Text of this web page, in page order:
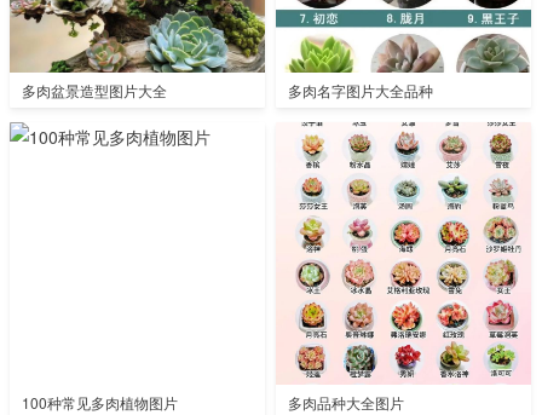
多肉盆景造型图片大全 多肉名字图片大全品种
100种常见多肉植物图片 多肉品种大全图片